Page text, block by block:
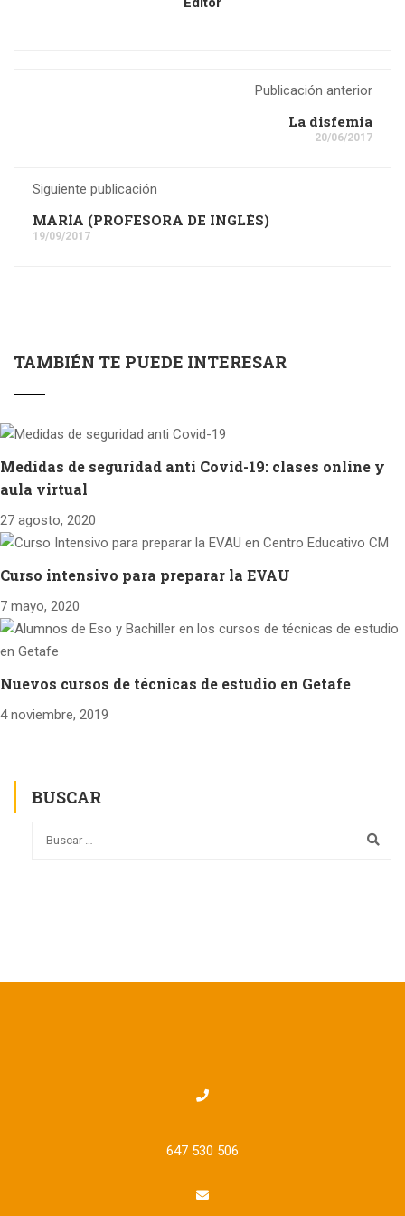
Publicación anterior
La disfemia
20/06/2017
Siguiente publicación
MARÍA (PROFESORA DE INGLÉS)
19/09/2017
TAMBIÉN TE PUEDE INTERESAR
Medidas de seguridad anti Covid-19: clases online y
aula virtual
27 agosto, 2020
Curso intensivo para preparar la EVAU
7 mayo, 2020
Nuevos cursos de técnicas de estudio en Getafe
4 noviembre, 2019
BUSCAR
647 530 506